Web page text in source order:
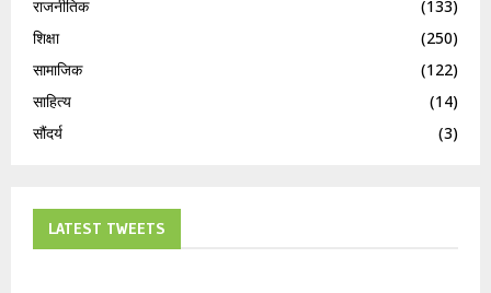
राजनीतिक
(133)
शिक्षा
(250)
सामाजिक
(122)
साहित्य
(14)
सौंदर्य
(3)
LATEST TWEETS